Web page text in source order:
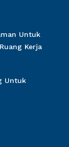
Untuk
Kerja
Untuk